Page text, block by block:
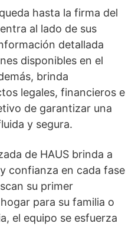
hasta la firma del
al lado de sus
detallada
disponibles en el
brinda
legales, financieros e
de garantizar una
y segura.
de HAUS brinda a
confianza en cada fase
su primer
para su familia o
el equipo se esfuerza